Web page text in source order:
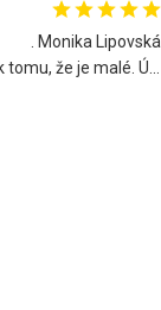
. Monika Lipovská